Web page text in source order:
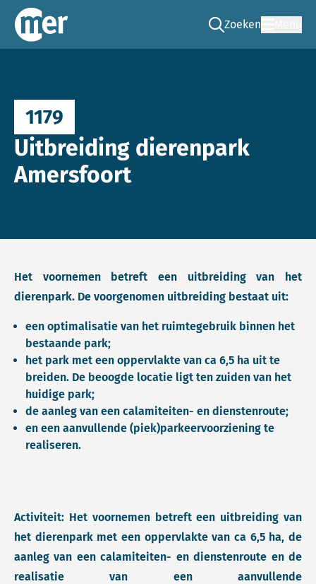
Commissie mer
Zoeken
Ga naar de zoek
1179
Uitbreiding dierenpark
Amersfoort
Het voornemen betreft een uitbreiding van het
dierenpark. De voorgenomen uitbreiding bestaat uit:
een optimalisatie van het ruimtegebruik binnen het
bestaande park;
het park met een oppervlakte van ca 6,5 ha uit te
breiden. De beoogde locatie ligt ten zuiden van het
huidige park;
de aanleg van een calamiteiten- en dienstenroute;
en een aanvullende (piek)parkeervoorziening te
realiseren.
Activiteit: Het voornemen betreft een uitbreiding van
het dierenpark met een oppervlakte van ca 6,5 ha, de
aanleg van een calamiteiten- en dienstenroute en de
realisatie van een aanvullende